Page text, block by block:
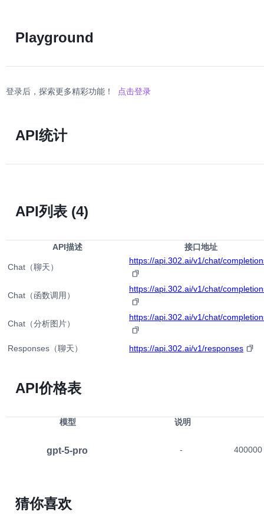
Playground
登录后，探索更多精彩功能！ 点击登录
API统计
API列表 (4)
API描述 接口地址
Chat（聊天）
https://api.302.ai/v1/chat/
Chat（函数调用）
https://api.302.ai/v1/chat/
Chat（分析图片）
https://api.302.ai/v1/chat/
Responses（聊天） https://api.302.ai/v1/responses
API价格表
模型 说明
gpt-5-pro - 400000
猜你喜欢